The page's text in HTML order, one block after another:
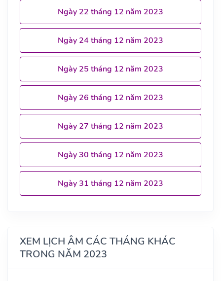
Ngày 22 tháng 12 năm 2023
Ngày 24 tháng 12 năm 2023
Ngày 25 tháng 12 năm 2023
Ngày 26 tháng 12 năm 2023
Ngày 27 tháng 12 năm 2023
Ngày 30 tháng 12 năm 2023
Ngày 31 tháng 12 năm 2023
XEM LỊCH ÂM CÁC THÁNG KHÁC
TRONG NĂM 2023